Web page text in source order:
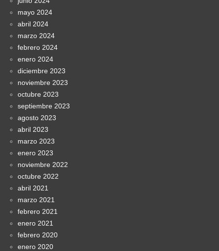
mayo 2024
abril 2024
marzo 2024
febrero 2024
enero 2024
diciembre 2023
noviembre 2023
octubre 2023
septiembre 2023
agosto 2023
abril 2023
marzo 2023
enero 2023
noviembre 2022
octubre 2022
abril 2021
marzo 2021
febrero 2021
enero 2021
febrero 2020
enero 2020